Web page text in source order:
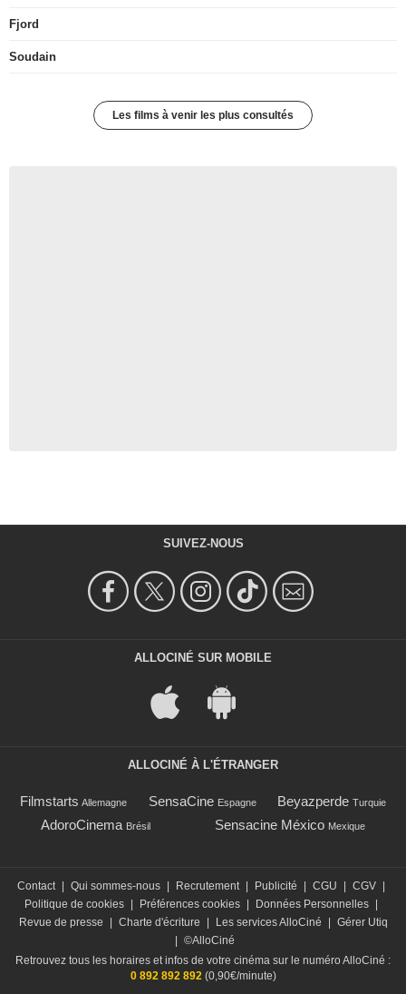
Fjord
Soudain
Les films à venir les plus consultés
SUIVEZ-NOUS
ALLOCINÉ SUR MOBILE
ALLOCINÉ À L'ÉTRANGER
Filmstarts Allemagne SensaCine Espagne Beyazperde Turquie
AdoroCinema Brésil Sensacine México Mexique
Contact Qui sommes-nous Recrutement Publicité CGU CGV
Politique de cookies
Préférences cookies Données Personnelles
Revue de presse
Charte d'écriture Les services AlloCiné
Gérer Utiq
©AlloCiné
Retrouvez tous les horaires et infos de votre cinéma sur le numéro AlloCiné :
0 892 892 892(0,90€/minute)